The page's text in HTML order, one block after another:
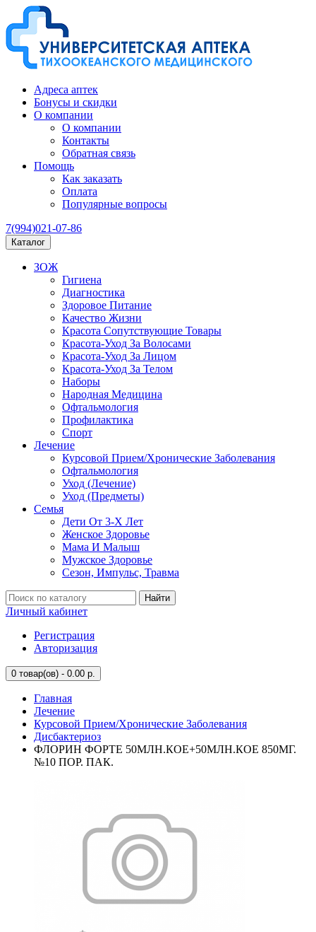
Адреса аптек
Бонусы и скидки
О компании
О компании
Контакты
Обратная связь
Помощь
Как заказать
Оплата
Популярные вопросы
7(994)021-07-86
Каталог
ЗОЖ
Гигиена
Диагностика
Здоровое Питание
Качество Жизни
Красота Сопутствующие Товары
Красота-Уход За Волосами
Красота-Уход За Лицом
Красота-Уход За Телом
Наборы
Народная Медицина
Офтальмология
Профилактика
Спорт
Лечение
Курсовой Прием/Хронические Заболевания
Офтальмология
Уход (Лечение)
Уход (Предметы)
Семья
Дети От 3-Х Лет
Женское Здоровье
Мама И Малыш
Мужское Здоровье
Сезон, Импульс, Травма
Найти
Личный кабинет
Регистрация
Авторизация
0 товар(ов) - 0.00 р.
Главная
Лечение
Курсовой Прием/Хронические Заболевания
Дисбактериоз
ФЛОРИН ФОРТЕ 50МЛН.КОЕ+50МЛН.КОЕ 850МГ.
№10 ПОР. ПАК.